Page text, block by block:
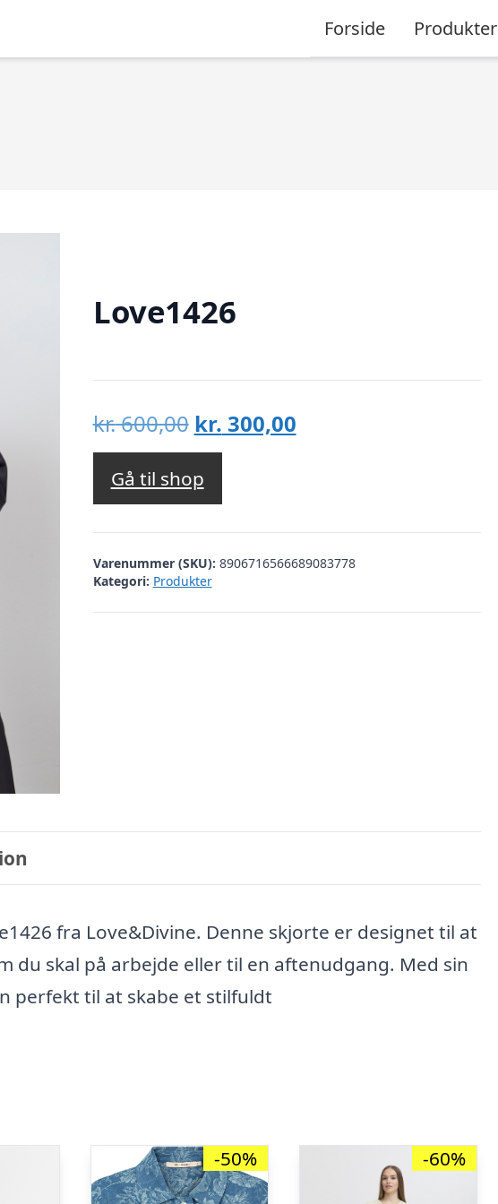
Forside Produkter
Love1426
kr.600,00 Den
oprindelige
pris
var:
kr. 600,00.
kr. 300,00Den
kr. 300,00.
Gå til shop
Varenummer (SKU): 8906716566689083778
Kategori: Produkter
fra Love&Divine. Denne skjorte er designet til at
du skal på arbejde eller til en aftenudgang. Med sin
perfekt til at skabe et stilfuldt
-50% -60%